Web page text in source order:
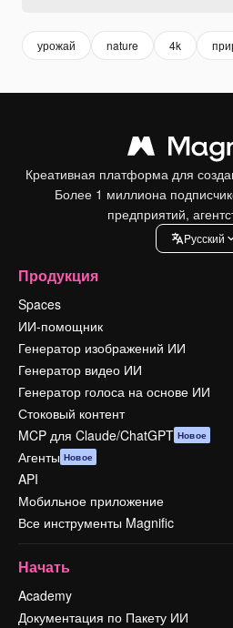
урожай nature 4k
Креативная платформа для
Более 1 миллиона
предприятий,
Pусский
Продукция
Spaces
ИИ-помощник
Генератор изображений ИИ
Генератор видео ИИ
Генератор голоса на основе ИИ
Стоковый контент
MCP для Claude/ChatGPT Новое
Агенты Новое
API
Мобильное приложение
Все инструменты Magnific
Начать
Academy
Документация по Пакету ИИ